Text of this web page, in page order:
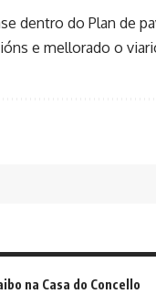
dentro do Plan de
e mellorado o
na Casa do Concello